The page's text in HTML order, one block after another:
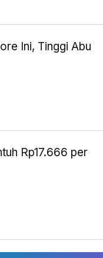
Ini, Tinggi Abu
Rp17.666 per